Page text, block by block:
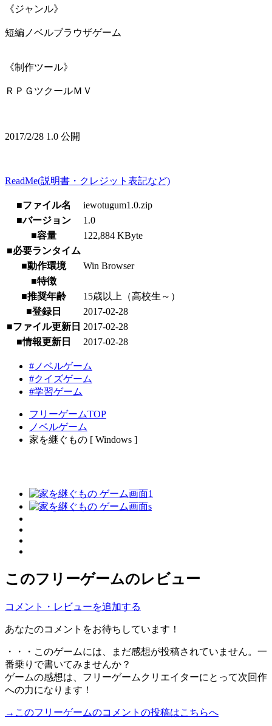
《ジャンル》
短編ノベルブラウザゲーム
《制作ツール》
ＲＰＧツクールＭＶ
2017/2/28 1.0 公開
ReadMe(説明書・クレジット表記など)
■ファイル名
iewotugum1.0.zip
■バージョン
1.0
■容量
122,884 KByte
■必要ランタイム
■動作環境
Win Browser
■特徴
■推奨年齢
15歳以上（高校生～）
■登録日
2017-02-28
■ファイル更新日 2017-02-28
■情報更新日
2017-02-28
#ノベルゲーム
#クイズゲーム
#学習ゲーム
フリーゲームTOP
ノベルゲーム
家を継ぐもの [ Windows ]
このフリーゲームのレビュー
コメント・レビューを追加する
あなたのコメントをお待ちしています！
・・・このゲームには、まだ感想が投稿されていません。一
番乗りで書いてみませんか？
ゲームの感想は、フリーゲームクリエイターにとって次回作
への力になります！
→このフリーゲームのコメントの投稿はこちらへ